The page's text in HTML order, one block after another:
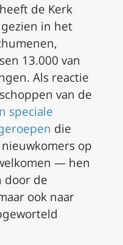
de Kerk
in het
13.000 van
Als reactie
van de
speciale
die
op
— hen
door de
ook naar